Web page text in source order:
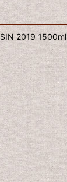
2019 1500ml